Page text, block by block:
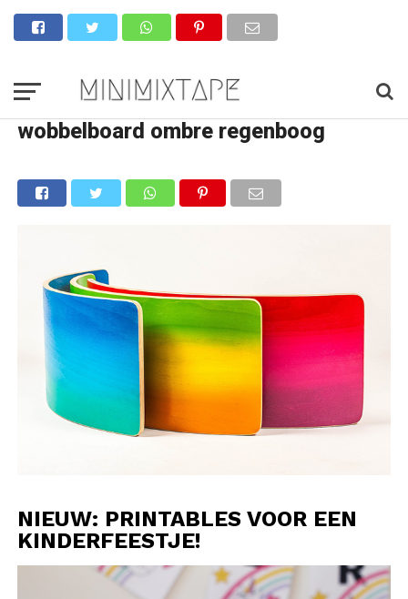
wobbelboard ombre regenboog
NIEUW: PRINTABLES VOOR EEN
KINDERFEESTJE!